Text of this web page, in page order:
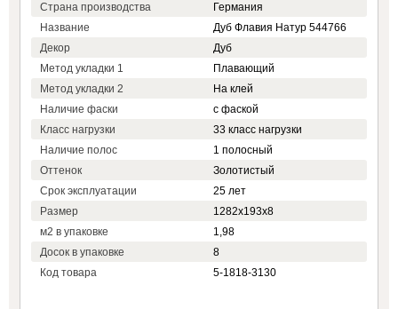
Страна производства
Германия
Название
Дуб Флавия Натур 544766
Декор
Дуб
Метод укладки 1
Плавающий
Метод укладки 2
На клей
Наличие фаски
с фаской
Класс нагрузки
33 класс нагрузки
Наличие полос
1 полосный
Оттенок
Золотистый
Срок эксплуатации
25 лет
Размер
1282х193х8
м2 в упаковке
1,98
Досок в упаковке
8
Код товара
5-1818-3130